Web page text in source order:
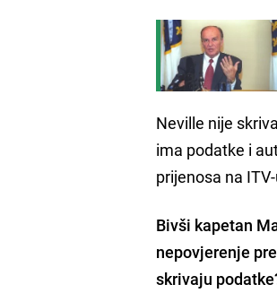
Neville nije
ima podatke i
prijenosa na
Bivši kapetan
nepovjerenje
skrivaju